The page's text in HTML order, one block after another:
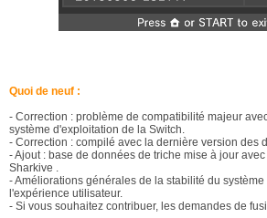
Quoi de neuf :
- Correction : problème de compatibilité majeur
système d'exploitation de la Switch.
- Correction : compilé avec la dernière version des
- Ajout : base de données de triche mise à jour
Sharkive .
- Améliorations générales de la stabilité du
l'expérience utilisateur.
- Si vous souhaitez contribuer, les demandes de